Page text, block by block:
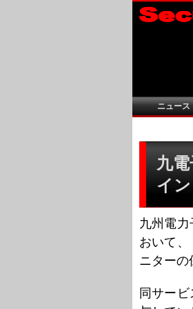
ニュース
九
イ
九州電
おいて
ニターの
同サー